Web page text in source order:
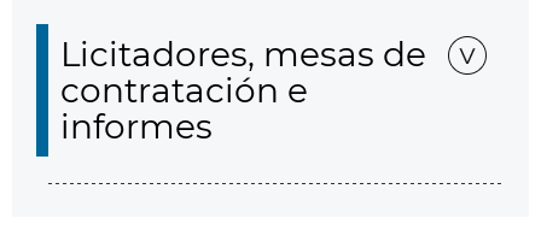
Licitadores, mesas de
contratación e
informes